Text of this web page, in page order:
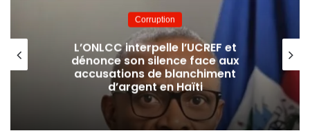
Corruption
L’ONLCC interpelle l’UCREF et
dénonce son silence face aux
accusations de blanchiment
d’argent en Haïti